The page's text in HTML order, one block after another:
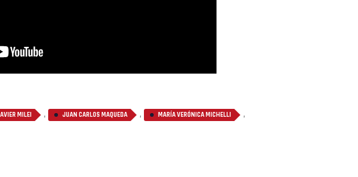
MILEI , JUAN CARLOS MAQUEDA , MARÍA VERÓNICA MICHELLI ,